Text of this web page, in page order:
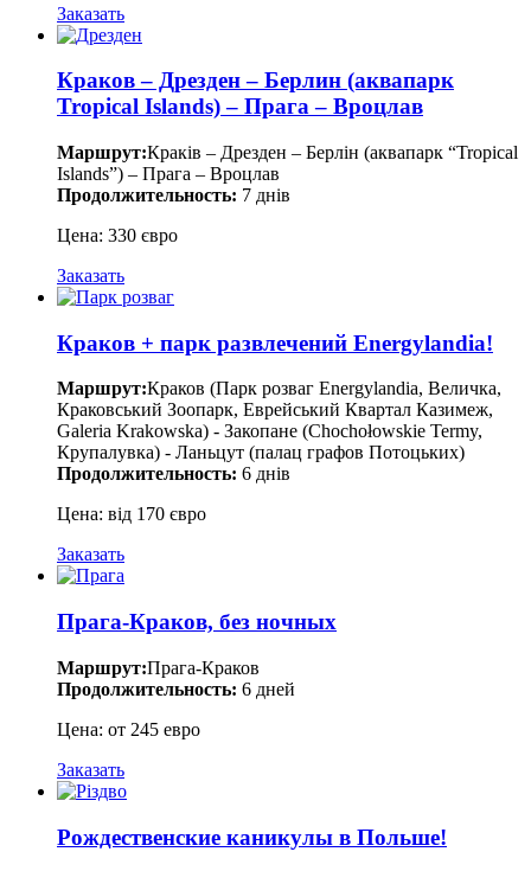
Заказать
Краков – Дрезден – Берлин (аквапарк
Tropical Islands) – Прага – Вроцлав
Маршрут:Краків – Дрезден – Берлін (аквапарк “Tropical
Islands”) – Прага – Вроцлав
Продолжительность: 7 днів
Цена: 330 євро
Заказать
Краков + парк развлечений Energylandia!
Маршрут:Краков (Парк розваг Energylandia, Величка,
Краковський Зоопарк, Еврейський Квартал Казимеж,
Galeria Krakowska) - Закопане (Chochołowskie Termy,
Крупалувка) - Ланьцут (палац графов Потоцьких)
Продолжительность: 6 днів
Цена: від 170 євро
Заказать
Прага-Краков, без ночных
Маршрут:Прага-Краков
Продолжительность: 6 дней
Цена: от 245 евро
Заказать
Рождественские каникулы в Польше!